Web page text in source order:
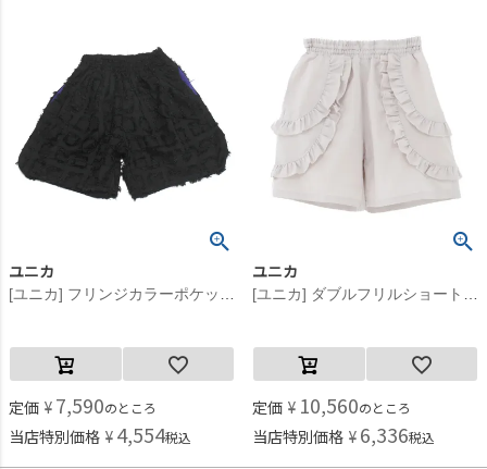
ユニカ
定価 ¥ 7,590のところ
当店特別価格 ¥ 4,554税込
ユニカ
定価 ¥ 10,560のところ
当店特別価格 ¥ 6,336税込